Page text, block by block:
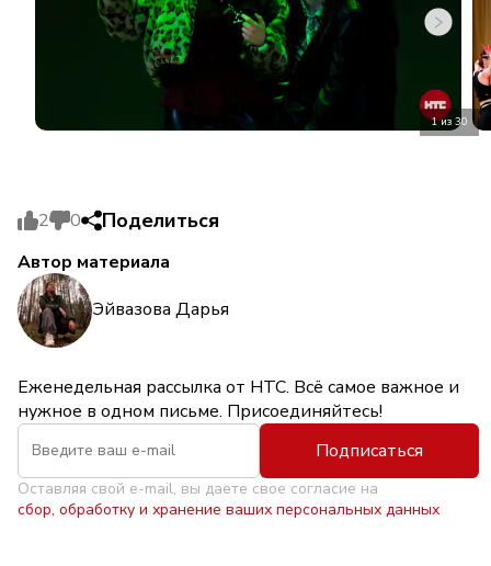
1 из 30
2 0 Поделиться
Автор материала
Эйвазова Дарья
Еженедельная рассылка от НТС. Всё самое важное и
нужное в одном письме. Присоединяйтесь!
Подписаться
Оставляя свой e-mail, вы даете свое согласие на
сбор, обработку и хранение ваших персональных данных